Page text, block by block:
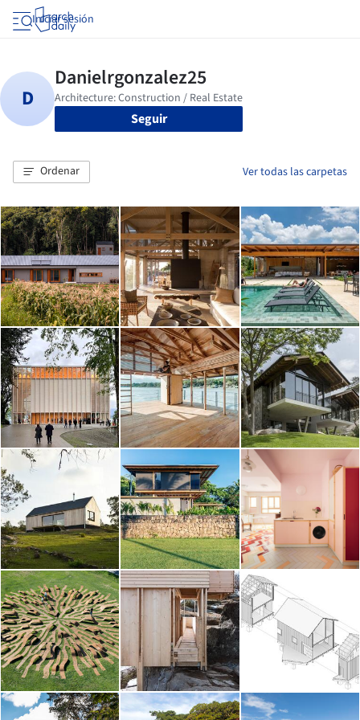
Iniciar sesión
Seguir
Ordenar Ver todas las carpetas